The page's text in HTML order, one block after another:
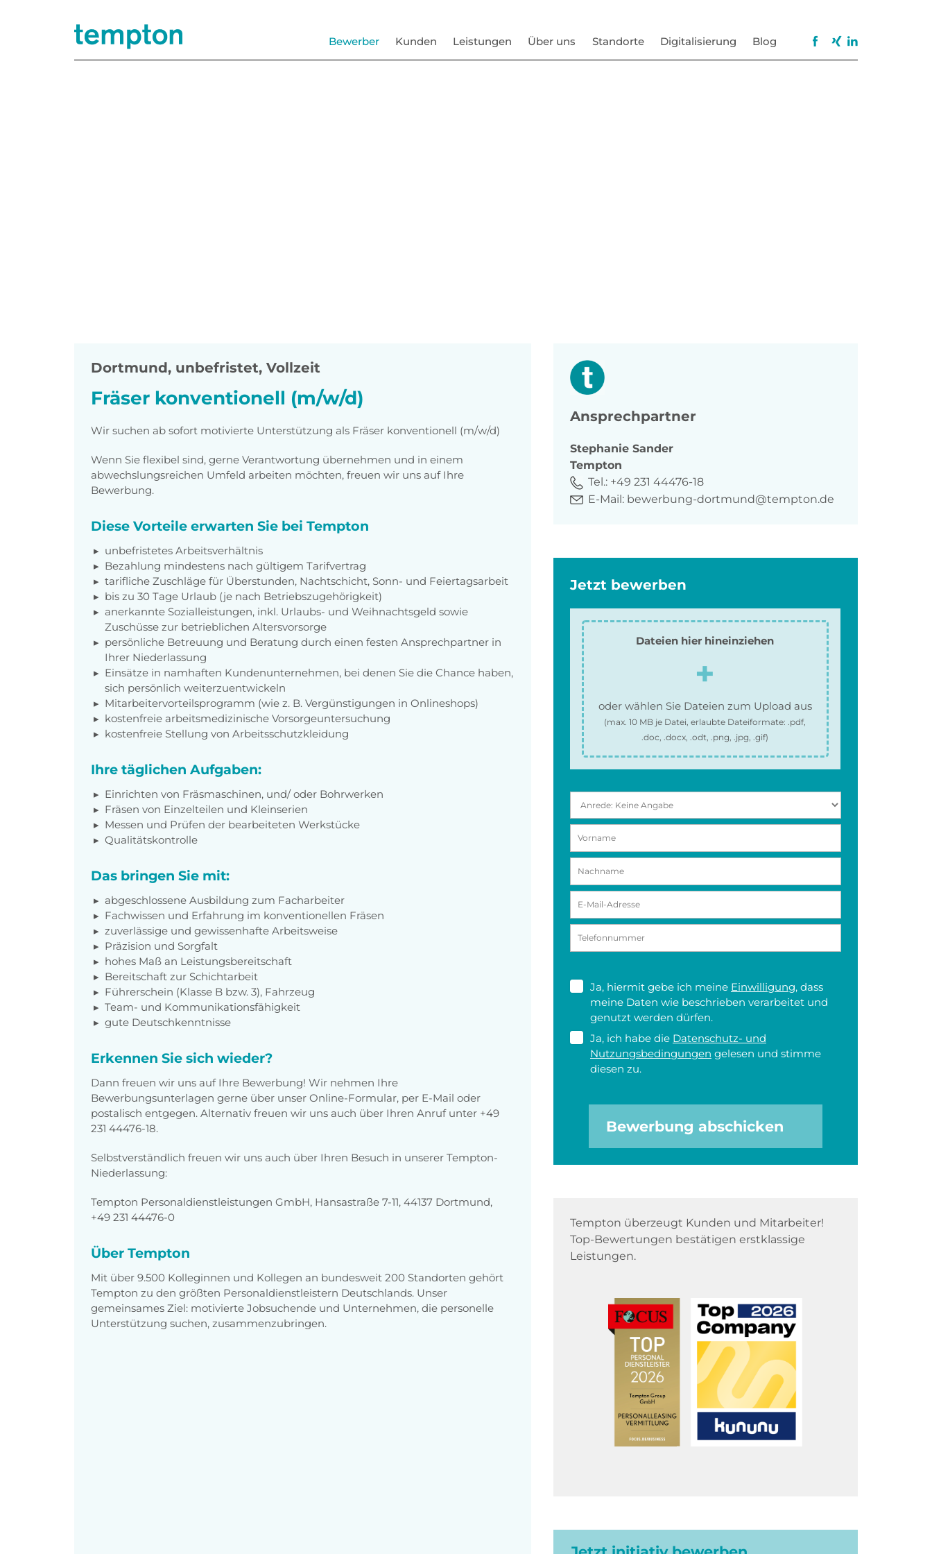
Bewerber Kunden Leistungen Über uns Standorte Digitalisierung Blog
Dortmund, unbefristet, Vollzeit
Fräser konventionell (m/w/d)
Wir suchen ab sofort motivierte Unterstützung als Fräser konventionell (m/w/d)
Wenn Sie flexibel sind, gerne Verantwortung übernehmen und in einem
abwechslungsreichen Umfeld arbeiten möchten, freuen wir uns auf Ihre
Bewerbung.
Diese Vorteile erwarten Sie bei Tempton
unbefristetes Arbeitsverhältnis
Bezahlung mindestens nach gültigem Tarifvertrag
tarifliche Zuschläge für Überstunden, Nachtschicht, Sonn- und Feiertagsarbeit
bis zu 30 Tage Urlaub (je nach Betriebszugehörigkeit)
anerkannte Sozialleistungen, inkl. Urlaubs- und Weihnachtsgeld sowie
Zuschüsse zur betrieblichen Altersvorsorge
persönliche Betreuung und Beratung durch einen festen Ansprechpartner in
Ihrer Niederlassung
Einsätze in namhaften Kundenunternehmen, bei denen Sie die Chance haben,
sich persönlich weiterzuentwickeln
Mitarbeitervorteilsprogramm (wie z. B. Vergünstigungen in Onlineshops)
kostenfreie arbeitsmedizinische Vorsorgeuntersuchung
kostenfreie Stellung von Arbeitsschutzkleidung
Ihre täglichen Aufgaben:
Einrichten von Fräsmaschinen, und/ oder Bohrwerken
Fräsen von Einzelteilen und Kleinserien
Messen und Prüfen der bearbeiteten Werkstücke
Qualitätskontrolle
Das bringen Sie mit:
abgeschlossene Ausbildung zum Facharbeiter
Fachwissen und Erfahrung im konventionellen Fräsen
zuverlässige und gewissenhafte Arbeitsweise
Präzision und Sorgfalt
hohes Maß an Leistungsbereitschaft
Bereitschaft zur Schichtarbeit
Führerschein (Klasse B bzw. 3), Fahrzeug
Team- und Kommunikationsfähigkeit
gute Deutschkenntnisse
Erkennen Sie sich wieder?
Dann freuen wir uns auf Ihre Bewerbung! Wir nehmen Ihre
Bewerbungsunterlagen gerne über unser Online-Formular, per E-Mail oder
postalisch entgegen. Alternativ freuen wir uns auch über Ihren Anruf unter +49
231 44476-18.
Selbstverständlich freuen wir uns auch über Ihren Besuch in unserer Tempton-
Niederlassung:
Tempton Personaldienstleistungen GmbH, Hansastraße 7-11, 44137 Dortmund,
+49 231 44476-0
Über Tempton
Mit über 9.500 Kolleginnen und Kollegen an bundesweit 200 Standorten gehört
Tempton zu den größten Personaldienstleistern Deutschlands. Unser
gemeinsames Ziel: motivierte Jobsuchende und Unternehmen, die personelle
Unterstützung suchen, zusammenzubringen.
Ansprechpartner
Stephanie Sander
Tempton
Tel.: +49 231 44476-18
E-Mail: bewerbung-dortmund@tempton.de
Jetzt bewerben
Dateien hier hineinziehen
oder wählen Sie Dateien zum Upload aus
(max.10 MB je Datei, erlaubte Dateiformate:.pdf,
.doc, .docx, .odt, .png, .jpg, .gif)
Ja, hiermit gebe ich meine Einwilligung, dass
meine Daten wie beschrieben verarbeitet und
genutzt werden dürfen.
Ja, ich habe die Datenschutz- und
Nutzungsbedingungen gelesen und stimme
diesen zu.
Bewerbung abschicken
Tempton überzeugt Kunden und Mitarbeiter!
Top-Bewertungen bestätigen erstklassige
Leistungen.